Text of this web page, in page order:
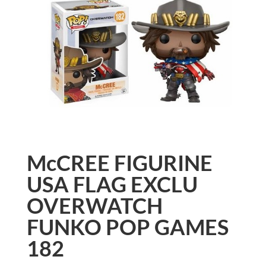
McCREE FIGURINE
USA FLAG EXCLU
OVERWATCH
FUNKO POP GAMES
182